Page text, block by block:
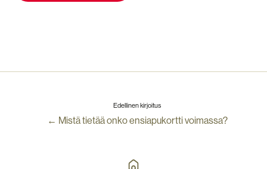
Edellinen kirjoitus
← Mistä tietää onko ensiapukortti voimassa?